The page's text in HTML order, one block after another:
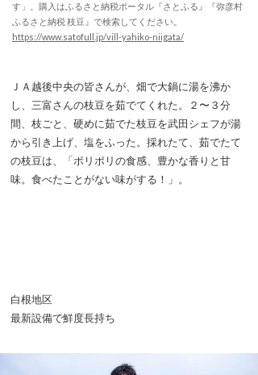
す」。購入はふるさと納税ポータル『さとふる』『弥彦村
ふるさと納税 枝豆』で検索してください。
https://www.satofull.jp/vill-yahiko-niigata/
ＪＡ越後中央の皆さんが、畑で大鍋に湯を沸か
し、三富さんの枝豆を茹でてくれた。２〜３分
間、枝ごと、硬めに茹でた枝豆を武田シェフが湯
から引き上げ、塩をふった。採れたて、茹でたて
の枝豆は、「ポリポリの食感、豊かな香りと甘
味。食べたことがない味がする！」。
白根地区
最新設備で鮮度長持ち